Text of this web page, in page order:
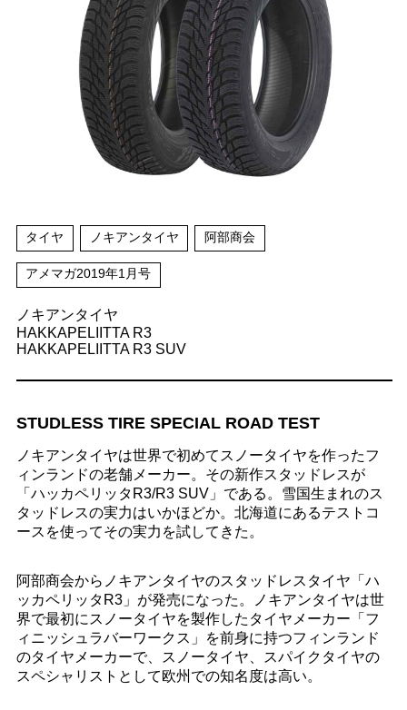
タイヤ ノキアンタイヤ 阿部商会
アメマガ2019年1月号
ノキアンタイヤ
HAKKAPELIITTA R3
HAKKAPELIITTA R3 SUV
STUDLESS TIRE SPECIAL ROAD TEST
ノキアンタイヤは世界で初めてスノータイヤを作ったフ
ィンランドの老舗メーカー。その新作スタッドレスが
「ハッカペリッタR3/R3 SUV」である。雪国生まれのス
タッドレスの実力はいかほどか。北海道にあるテストコ
ースを使ってその実力を試してきた。
阿部商会からノキアンタイヤのスタッドレスタイヤ「ハ
ッカペリッタR3」が発売になった。ノキアンタイヤは世
界で最初にスノータイヤを製作したタイヤメーカー「フ
ィニッシュラバーワークス」を前身に持つフィンランド
のタイヤメーカーで、スノータイヤ、スパイクタイヤの
スペシャリストとして欧州での知名度は高い。